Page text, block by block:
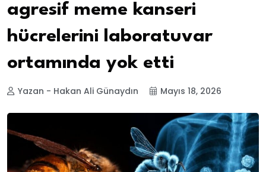
agresif meme kanseri
hücrelerini laboratuvar
ortamında yok etti
Yazan - Hakan Ali Günaydın Mayıs 18, 2026